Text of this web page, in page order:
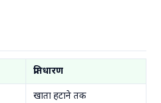
प्रतिधारण
खाता हटाने तक